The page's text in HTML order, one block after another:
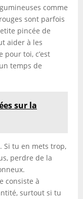
comme
sont parfois
pincée de
aider à les
toi, c’est
temps de
sur la
Si tu en mets trop,
perdre de la
consiste à
surtout si tu